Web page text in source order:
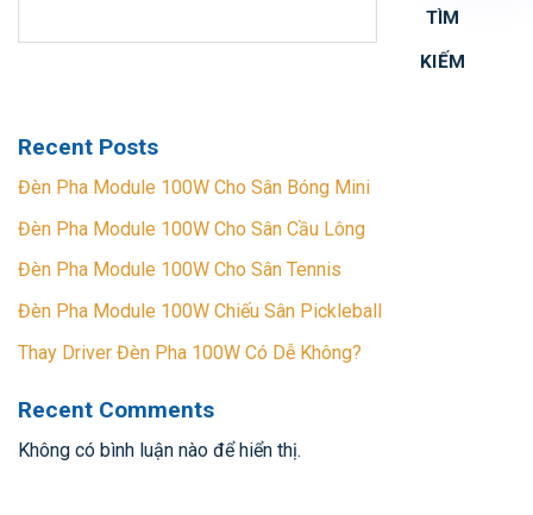
TÌM
KIẾM
Recent Posts
Đèn Pha Module 100W Cho Sân Bóng Mini
Đèn Pha Module 100W Cho Sân Cầu Lông
Đèn Pha Module 100W Cho Sân Tennis
Đèn Pha Module 100W Chiếu Sân Pickleball
Thay Driver Đèn Pha 100W Có Dễ Không?
Recent Comments
Không có bình luận nào để hiển thị.